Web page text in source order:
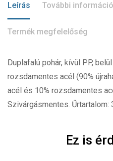
Leírás További
Termék megfelelőség
Duplafalú pohár, kívül PP,
rozsdamentes acél (90%
acél és 10% rozsdamentes
Szivárgásmentes. Űrtartalom:
Ez is